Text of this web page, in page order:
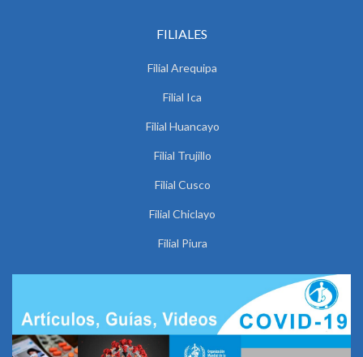
FILIALES
Filial Arequipa
Filial Ica
Filial Huancayo
Filial Trujillo
Filial Cusco
Filial Chiclayo
Filial Piura